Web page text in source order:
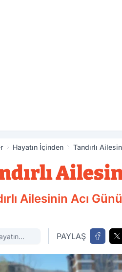
Hayatın İçinden Tandırlı
Ailesinin Acı
PAYLAŞ